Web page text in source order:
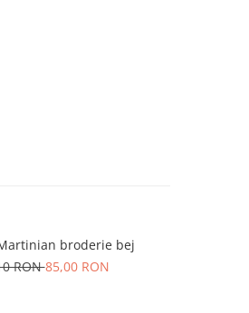
broderie bej
RON85,00 RON